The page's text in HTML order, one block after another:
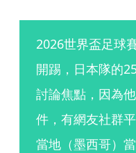
2026世界盃足球
開踢，日本隊的
討論焦點，因為
件，有網友社群
當地（墨西哥）